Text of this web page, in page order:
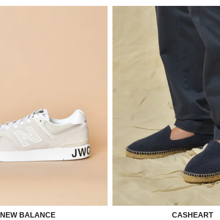
Aperçu rapide
NEW BALANCE Aperçu rapide
CASHEART